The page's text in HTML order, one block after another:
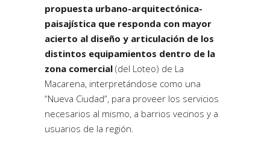
propuesta urbano-arquitectónica-
paisajística que responda con mayor
acierto al diseño y articulación de los
distintos equipamientos dentro de la
zona comercial (del Loteo) de La
Macarena, interpretándose como una
“Nueva Ciudad”, para proveer los servicios
necesarios al mismo, a barrios vecinos y a
usuarios de la región.